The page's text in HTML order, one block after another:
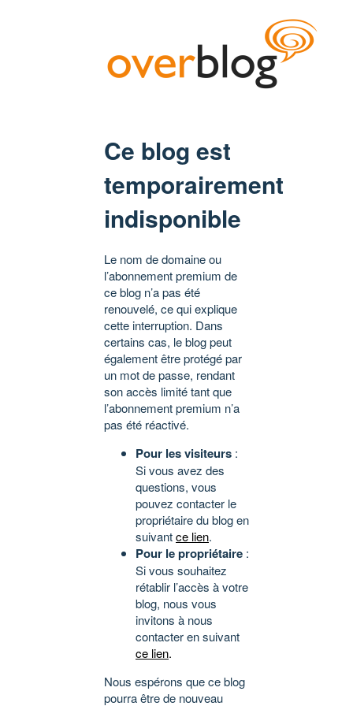
Ce blog est
temporairement
indisponible
Le nom de domaine ou
l’abonnement premium de
ce blog n’a pas été
renouvelé, ce qui explique
cette interruption. Dans
certains cas, le blog peut
également être protégé par
un mot de passe, rendant
son accès limité tant que
l’abonnement premium n’a
pas été réactivé.
Pour les visiteurs :
Si vous avez des
questions, vous
pouvez contacter le
propriétaire du blog en
suivantce lien.
Pour le propriétaire :
Si vous souhaitez
rétablir l’accès à votre
blog, nous vous
invitons à nous
contacter en suivant
ce lien.
Nous espérons que ce blog
pourra être de nouveau